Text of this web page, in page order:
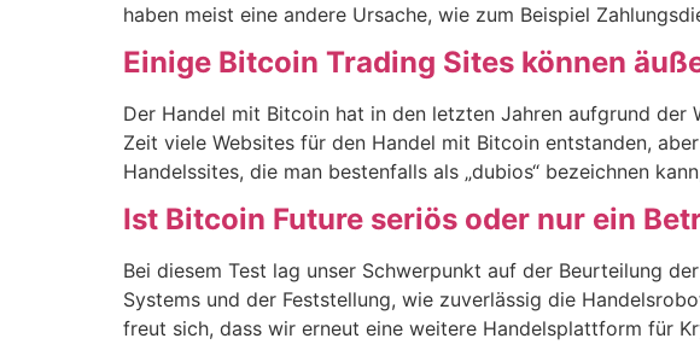
haben meist eine andere Ursache, wie zum Beispiel
Einige Bitcoin Trading Sites können
Der Handel mit Bitcoin hat in den letzten Jahren aufgrund
Zeit viele Websites für den Handel mit Bitcoin entstanden,
Handelssites, die man bestenfalls als „dubios“ bezeichnen
Ist Bitcoin Future seriös oder nur ein
Bei diesem Test lag unser Schwerpunkt auf der Beurteilung
Systems und der Feststellung, wie zuverlässig die
freut sich, dass wir erneut eine weitere Handelsplattform für